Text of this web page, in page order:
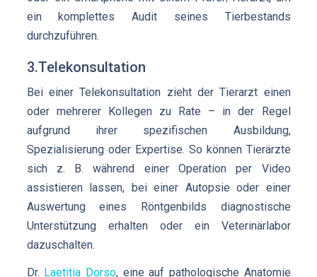
ein komplettes Audit seines Tierbestands
durchzuführen.
3.Telekonsultation
Bei einer Telekonsultation zieht der Tierarzt einen
oder mehrerer Kollegen zu Rate – in der Regel
aufgrund ihrer spezifischen Ausbildung,
Spezialisierung oder Expertise. So können Tierärzte
sich z. B. während einer Operation per Video
assistieren lassen, bei einer Autopsie oder einer
Auswertung eines Röntgenbilds diagnostische
Unterstützung erhalten oder ein Veterinärlabor
dazuschalten.
Dr. Laetitia Dorso, eine auf pathologische Anatomie